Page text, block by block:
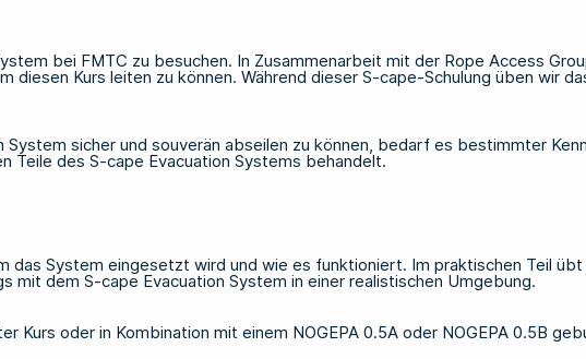
bei FMTC zu besuchen. In Zusammenarbeit mit der Rope Access
diesen Kurs leiten zu können. Während dieser S-cape-Schulung üben wir
sicher und souverän abseilen zu können, bedarf es bestimmter
Teile des S-cape Evacuation Systems behandelt.
das System eingesetzt wird und wie es funktioniert. Im praktischen Teil
mit dem S-cape Evacuation System in einer realistischen Umgebung.
Kurs oder in Kombination mit einem NOGEPA 0.5A oder NOGEPA 0.5B